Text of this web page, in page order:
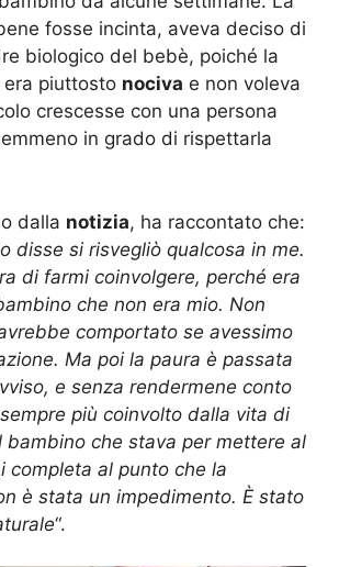
fosse incinta, aveva deciso di
biologico del bebè, poiché la
era piuttosto nociva e non voleva
crescesse con una persona
in grado di rispettarla
dalla notizia, ha raccontato che:
disse si risvegliò qualcosa in me.
di farmi coinvolgere, perché era
che non era mio. Non
comportato se avessimo
Ma poi la paura è passata
e senza rendermene conto
più coinvolto dalla vita di
bambino che stava per mettere al
completa al punto che la
è stata un impedimento. È stato
“.